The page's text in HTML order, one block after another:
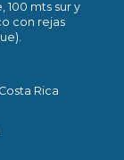
100 mts sur y
con rejas
Rica